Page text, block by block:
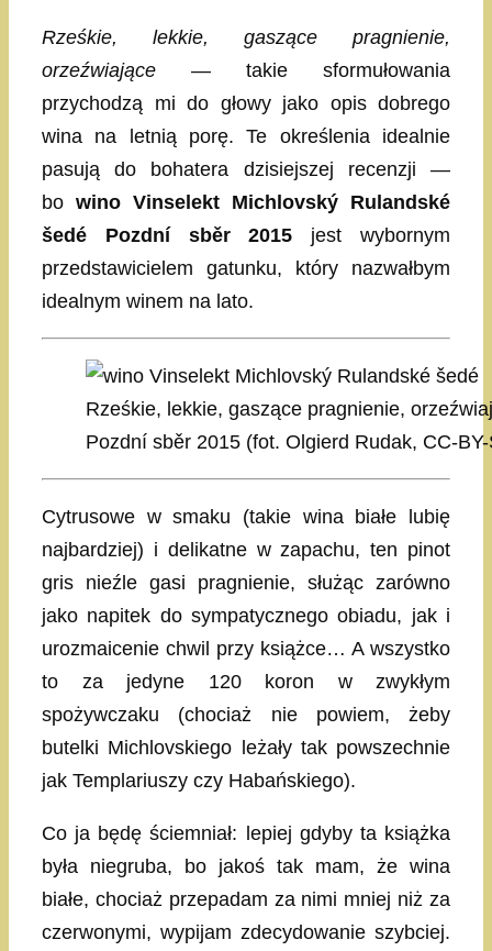
Rześkie, lekkie, gaszące pragnienie,
orzeźwiające — takie sformułowania
przychodzą mi do głowy jako opis dobrego
wina na letnią porę. Te określenia idealnie
pasują do bohatera dzisiejszej recenzji —
bo wino Vinselekt Michlovský Rulandské
šedé Pozdní sběr 2015 jest wybornym
przedstawicielem gatunku, który nazwałbym
idealnym winem na lato.
Rześkie, lekkie, gaszące pragnienie,
Pozdní sběr 2015 (fot. Olgierd Rudak, CC-
Cytrusowe w smaku (takie wina białe lubię
najbardziej) i delikatne w zapachu, ten pinot
gris nieźle gasi pragnienie, służąc zarówno
jako napitek do sympatycznego obiadu, jak i
urozmaicenie chwil przy książce… A wszystko
to za jedyne 120 koron w zwykłym
spożywczaku (chociaż nie powiem, żeby
butelki Michlovskiego leżały tak powszechnie
jak Templariuszy czy Habańskiego).
Co ja będę ściemniał: lepiej gdyby ta książka
była niegruba, bo jakoś tak mam, że wina
białe, chociaż przepadam za nimi mniej niż za
czerwonymi, wypijam zdecydowanie szybciej.